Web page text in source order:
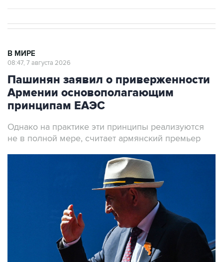
В МИРЕ
08:47, 7 августа 2026
Пашинян заявил о приверженности
Армении основополагающим
принципам ЕАЭС
Однако на практике эти принципы реализуются
не в полной мере, считает армянский премьер